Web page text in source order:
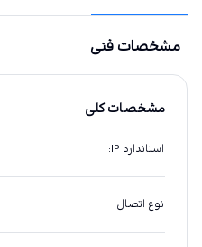
مشخصات فنی
مشخصات کلی
استاندارد IP :
نوع اتصال: